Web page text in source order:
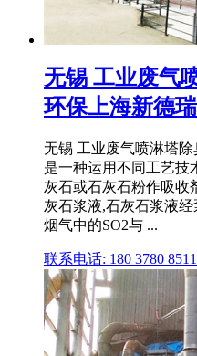
无锡 工业废气
环保上海新德
无锡 工业废气喷淋塔
是一种运用不同工艺技
灰石或石灰石粉作吸收
灰石浆液,石灰石浆液
烟气中的SO2与 ...
联系电话: 180 3780 8511